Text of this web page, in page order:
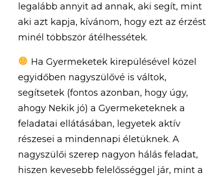
legalább annyit ad annak, aki segít, mint
aki azt kapja, kívánom, hogy ezt az érzést
minél többször átélhessétek.
Ha Gyermeketek kirepülésével közel
egyidőben nagyszülővé is váltok,
segítsetek (fontos azonban, hogy úgy,
ahogy Nekik jó) a Gyermeketeknek a
feladatai ellátásában, legyetek aktív
részesei a mindennapi életüknek. A
nagyszülői szerep nagyon hálás feladat,
hiszen kevesebb felelősséggel jár, mint a